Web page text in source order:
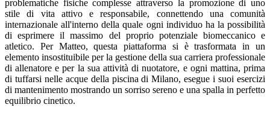
problematiche fisiche complesse attraverso la promozione di uno
stile di vita attivo e responsabile, connettendo una comunità
internazionale all'interno della quale ogni individuo ha la possibilità
di esprimere il massimo del proprio potenziale biomeccanico e
atletico. Per Matteo, questa piattaforma si è trasformata in un
elemento insostituibile per la gestione della sua carriera professionale
di allenatore e per la sua attività di nuotatore, e ogni mattina, prima
di tuffarsi nelle acque della piscina di Milano, esegue i suoi esercizi
di mantenimento mostrando un sorriso sereno e una spalla in perfetto
equilibrio cinetico.